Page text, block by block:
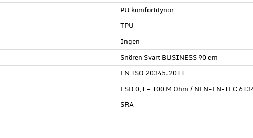
PU komfortdynor
TPU
Ingen
Snören Svart BUSINESS 90 cm
EN ISO 20345:2011
ESD 0,1 - 100 M Ohm / NEN-EN-IEC
SRA